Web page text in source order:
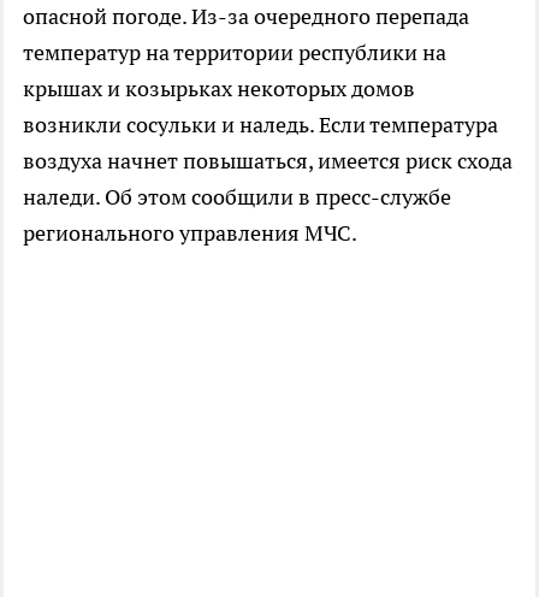
опасной погоде. Из-за очередного перепада
температур на территории республики на
крышах и козырьках некоторых домов
возникли сосульки и наледь. Если температура
воздуха начнет повышаться, имеется риск схода
наледи. Об этом сообщили в пресс-службе
регионального управления МЧС.